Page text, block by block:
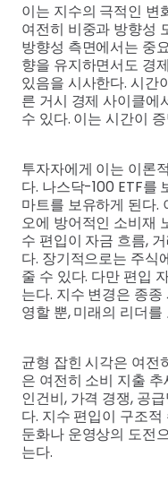
이는 지수의 극적인 변
여전히 비중과 방향성
방향성 측면에서는 중
향을 유지하면서도 경
있음을 시사한다. 시간
른 거시 경제 사이클에
수 있다. 이는 시간이
투자자에게 이는 이론
다. 나스닥-100 ETF를
마트를 보유하게 된다.
오에 방어적인 소비재
수 편입이 자금 흐름,
다. 장기적으로는 주식
줄 수 있다. 다만 편입
는다. 지수 변경은 종
영할 뿐, 미래의 리더
균형 잡힌 시각은 여전
은 여전히 소비 지출
인건비, 가격 경쟁, 공
다. 지수 편입이 구조
둔화나 운영상의 도전
는다.